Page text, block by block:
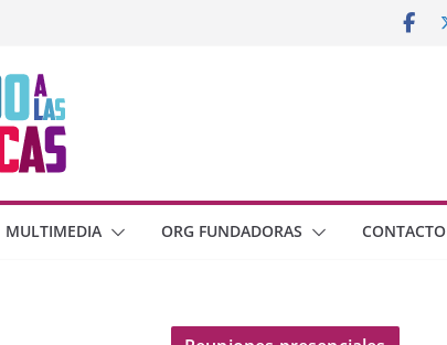
MULTIMEDIA ORG FUNDADORAS CONTACTO